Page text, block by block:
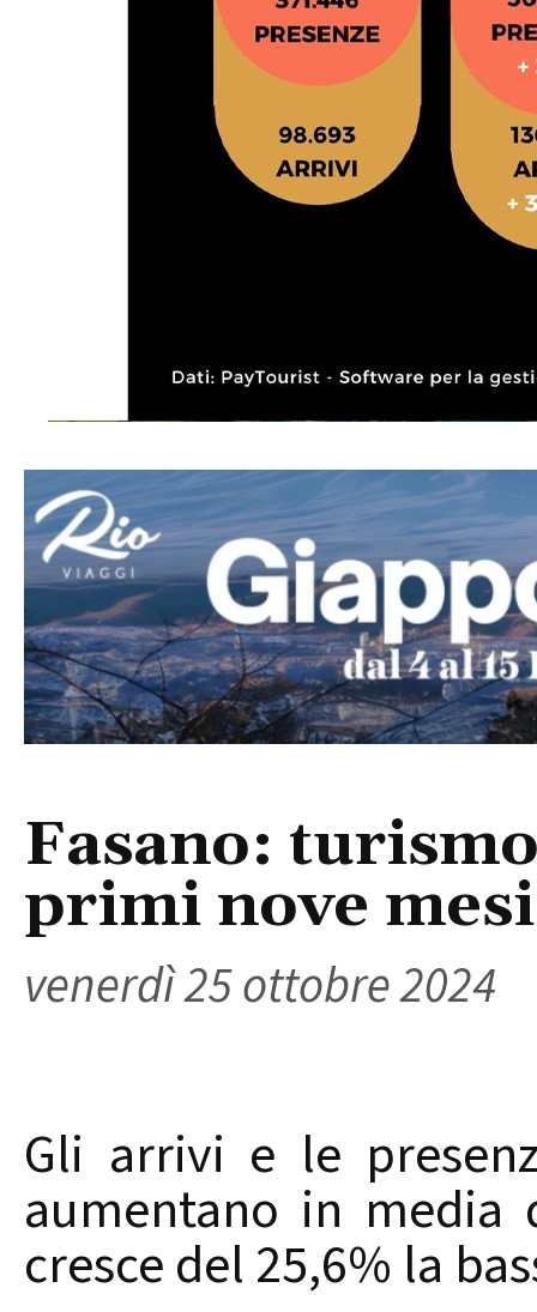
Fasano:
primi nove
venerdì 25 ottobre 2024
Gli arrivi e le
aumentano in media
cresce del 25,6% la